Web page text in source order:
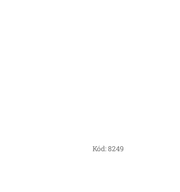
Kód:8249